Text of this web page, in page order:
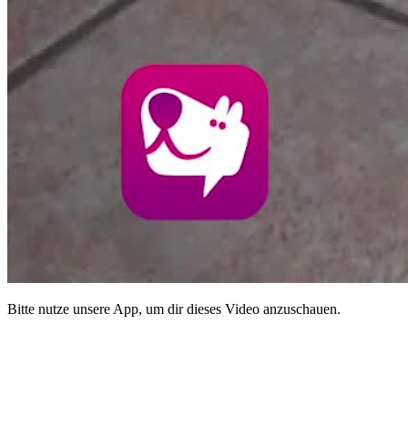
Bitte nutze unsere App, um dir dieses Video anzuschauen.